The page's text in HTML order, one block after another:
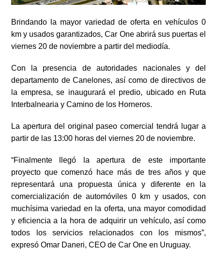
Brindando la mayor variedad de oferta en vehículos 0
km y usados garantizados, Car One abrirá sus puertas el
viernes 20 de noviembre a partir del mediodía.
Con la presencia de autoridades nacionales y del
departamento de Canelones, así como de directivos de
la empresa, se inaugurará el predio, ubicado en Ruta
Interbalnearia y Camino de los Horneros.
La apertura del original paseo comercial tendrá lugar a
partir de las 13:00 horas del viernes 20 de noviembre.
“Finalmente llegó la apertura de este importante
proyecto que comenzó hace más de tres años y que
representará una propuesta única y diferente en la
comercialización de automóviles 0 km y usados, con
muchísima variedad en la oferta, una mayor comodidad
y eficiencia a la hora de adquirir un vehículo, así como
todos los servicios relacionados con los mismos”,
expresó Omar Daneri, CEO de Car One en Uruguay.